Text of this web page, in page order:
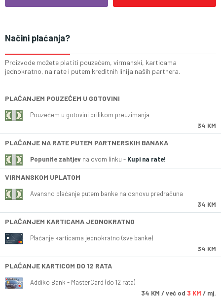
Načini plaćanja?
Proizvode možete platiti pouzećem, virmanski, karticama
jednokratno, na rate i putem kreditnih linija naših partnera.
PLAĆANJEM POUZEĆEM U GOTOVINI
Pouzećem u gotovini prilikom preuzimanja
34 KM
PLAĆANJE NA RATE PUTEM PARTNERSKIH BANAKA
Popunite zahtjev na ovom linku - Kupi na rate!
VIRMANSKOM UPLATOM
Avansno plaćanje putem banke na osnovu predračuna
34 KM
PLAĆANJEM KARTICAMA JEDNOKRATNO
Plaćanje karticama jednokratno (sve banke)
34 KM
PLAĆANJE KARTICOM DO 12 RATA
Addiko Bank - MasterCard (do 12 rata)
34 KM / već od 3 KM / mj.